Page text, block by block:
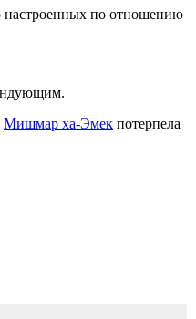
настроенных по отношению
Мишмар ха-Эмек потерпела